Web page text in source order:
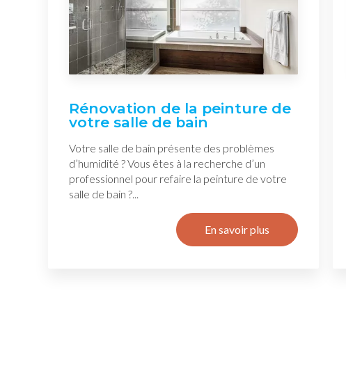
Rénovation de la peinture de
votre salle de bain
Votre salle de bain présente des problèmes
d’humidité ? Vous êtes à la recherche d’un
professionnel pour refaire la peinture de votre
salle de bain ?...
En savoir plus